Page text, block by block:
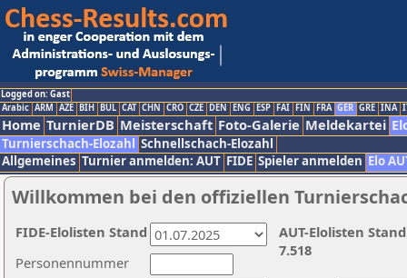
Logged on: Gast
Arabic ARM AZE BIH BUL CAT CHN CRO CZE DEN ENG ESP FAI FIN FRA GER GRE INA
Home TurnierDB Meisterschaft Foto-Galerie Meldekartei
Turnierschach-Elozahl Schnellschach-Elozahl
Allgemeines Turnier anmelden: AUT FIDE Spieler anmelden Elo
Willkommen bei den offiziellen
Personennummer
AUT-Elolisten
7.518
FIDE-Elolisten Stand